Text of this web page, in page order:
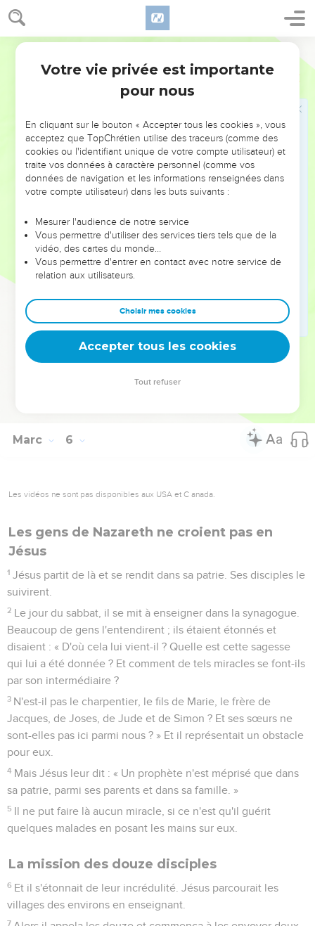
Marc 5
de la synagogue et lui dirent : « Ta fille est morte. Pourquoi
déranger encore le maître ? »
Dès qu’il entendit cette parole, Jésus dit au chef de la
Et il ne laissa personne l'accompagner, sauf Pierre,
Jacques et Jean, le frère de Jacques.
Ils arrivèrent à la maison du chef de la synagogue où
Jésus vit du tumulte, des gens qui pleuraient et poussaient
de grands cris.
Il entra et leur dit : « Pourquoi faites-vous ce tumulte et
pourquoi pleurez-vous ? L'enfant n'est pas morte, mais elle
Ils se moquaient de lui. Alors il les fit tous sortir, prit avec
lui le père et la mère de l'enfant et ceux qui l'avaient
accompagné, et il entra là où l'enfant était [couchée].
41
signifie : « Jeune fille, lève-toi, je te le dis ».
Aussitôt la jeune fille se leva et se mit à marcher, car elle
avait 12 ans. Ils furent [aussitôt] remplis d'un grand
étonnement.
Jésus leur adressa de fortes recommandations pour que
Marc 6
Les vidéos ne sont pas disponibles aux USA et C anada.
Les gens de Nazareth ne croient pas en
Jésus
1 Jésus partit de là et se rendit dans sa patrie. Ses disciples le
suivirent.
2 Le jour du sabbat, il se mit à enseigner dans la synagogue.
Beaucoup de gens l'entendirent ; ils étaient étonnés et
disaient : « D'où cela lui vient-il ? Quelle est cette sagesse
qui lui a été donnée ? Et comment de tels miracles se font-ils
par son intermédiaire ?
3 N'est-il pas le charpentier, le fils de Marie, le frère de
Jacques, de Joses, de Jude et de Simon ? Et ses sœurs ne
sont-elles pas ici parmi nous ? » Et il représentait un obstacle
pour eux.
4 Mais Jésus leur dit : « Un prophète n'est méprisé que dans
sa patrie, parmi ses parents et dans sa famille. »
5 Il ne put faire là aucun miracle, si ce n'est qu'il guérit
quelques malades en posant les mains sur eux.
La mission des douze disciples
6 Et il s'étonnait de leur incrédulité. Jésus parcourait les
villages des environs en enseignant.
7
Votre vie privée est importante
pour nous
En cliquant sur le bouton « Accepter tous les cookies », vous
acceptez que TopChrétien utilise des traceurs (comme des
cookies ou l'identifiant unique de votre compte utilisateur) et
traite vos données à caractère personnel (comme vos
données de navigation et les informations renseignées dans
votre compte utilisateur) dans les buts suivants :
Mesurer l'audience de notre service
Vous permettre d'utiliser des services tiers tels que de la
vidéo, des cartes du monde…
Vous permettre d'entrer en contact avec notre service de
relation aux utilisateurs.
Choisir mes cookies
Accepter tous les cookies
Tout refuser